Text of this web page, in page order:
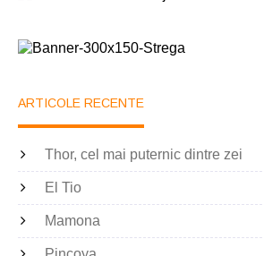
ARTICOLE RECENTE
Thor, cel mai puternic dintre zei
El Tio
Mamona